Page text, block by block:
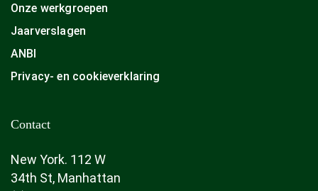
Onze werkgroepen
Jaarverslagen
ANBI
Privacy- en cookieverklaring
Contact
New York. 112 W
34th St, Manhattan